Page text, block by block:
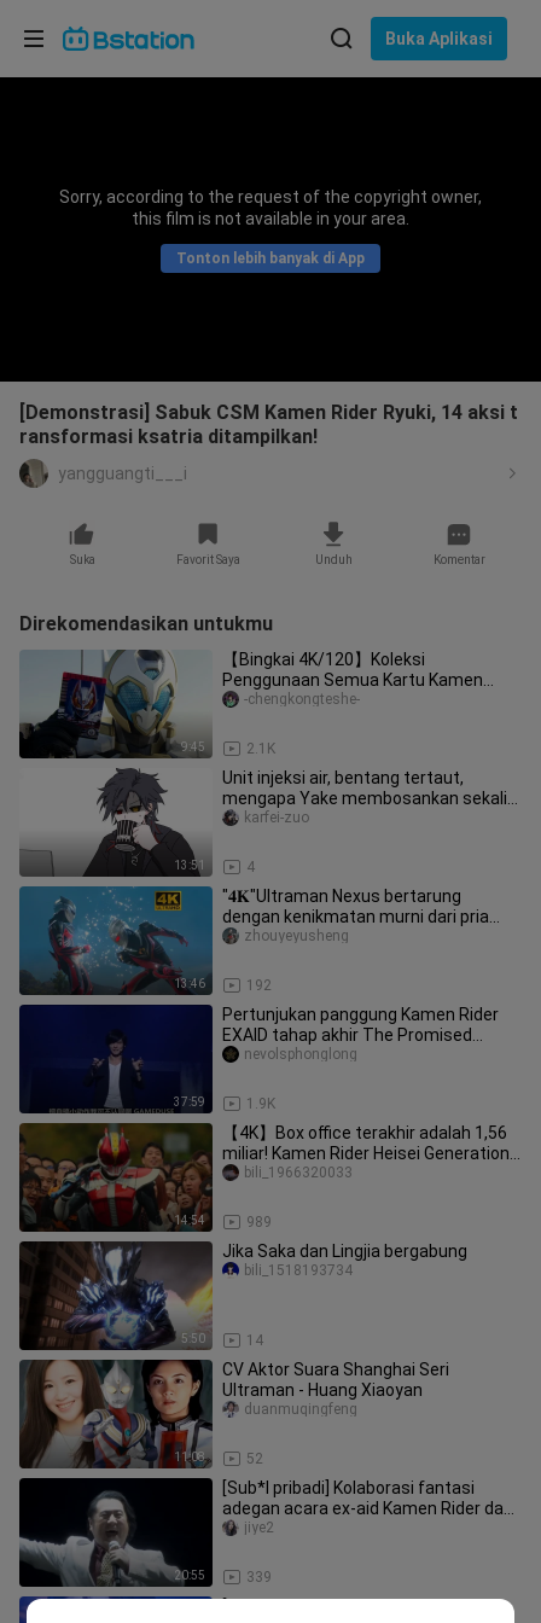
Buka Aplikasi
Sorry, according to the request of the copyright owner,
this film is not available in your area.
Tonton lebih banyak di App
[Demonstrasi] Sabuk CSM Kamen Rider Ryuki, 14 aksi t
ransformasi ksatria ditampilkan!
yangguangti___i
Suka Favorit Saya Unduh Komentar
Direkomendasikan untukmu
9:45
【Bingkai 4K/120】Koleksi
Penggunaan Semua Kartu Kamen
Rider Goodwill Legend Knight
2.1K
-chengkongteshe-
13:51
Unit injeksi air, bentang tertaut,
mengapa Yake membosankan sekali?
! ! 【Keluhan Aque】
4
karfei-zuo
13:46
"𝟒𝐊"Ultraman Nexus bertarung
dengan kenikmatan murni dari pria
yang memoles kulitnya dengan tangan
192
zhouyeyusheng
37:59
Pertunjukan panggung Kamen Rider
EXAID tahap akhir The Promised
DOREMIFA BEAT
1.9K
nevolsphonglong
14:54
【4K】Box office terakhir adalah 1,56
miliar! Kamen Rider Heisei Generations
Selamanya Film! Meski mer
989
bili_1966320033
5:50
Jika Saka dan Lingjia bergabung
14
bili_1518193734
11:08
CV Aktor Suara Shanghai Seri
Ultraman - Huang Xiaoyan
52
duanmuqingfeng
20:55
[Sub*l pribadi] Kolaborasi fantasi
adegan acara ex-aid Kamen Rider dan
kemunculan kembali adegan
339
jiye2
Pilih bahasa
Bahasa Indonesia